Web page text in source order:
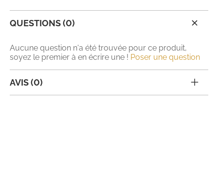
QUESTIONS (0)
Aucune question n'a été trouvée pour ce produit,
soyez le premier à en écrire une ! Poser une question
AVIS (0)